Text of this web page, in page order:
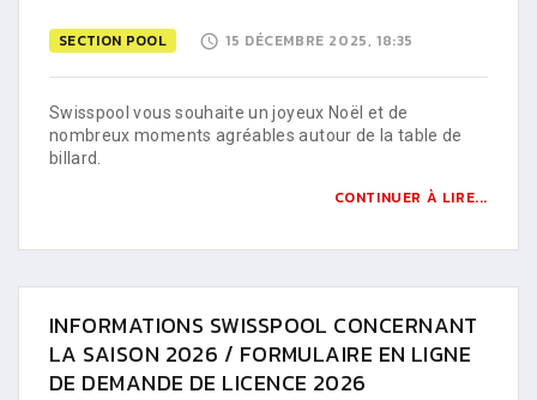
SECTION POOL 15 DÉCEMBRE 2025, 18:35
Swisspool vous souhaite un joyeux Noël et de
nombreux moments agréables autour de la table de
billard.
CONTINUER À LIRE...
INFORMATIONS SWISSPOOL CONCERNANT
LA SAISON 2026 / FORMULAIRE EN LIGNE
DE DEMANDE DE LICENCE 2026